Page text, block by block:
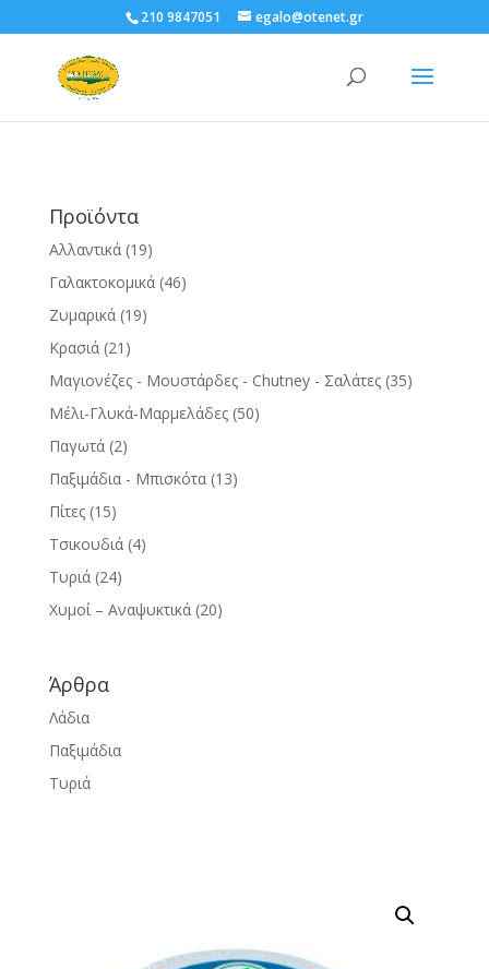
210 9847051 egalo@otenet.gr
Προϊόντα
Αλλαντικά (19)
Γαλακτοκομικά (46)
Ζυμαρικά (19)
Κρασιά (21)
Μαγιονέζες - Μουστάρδες - Chutney - Σαλάτες (35)
Μέλι-Γλυκά-Μαρμελάδες (50)
Παγωτά (2)
Παξιμάδια - Μπισκότα (13)
Πίτες (15)
Τσικουδιά (4)
Τυριά (24)
Χυμοί – Αναψυκτικά (20)
Άρθρα
Λάδια
Παξιμάδια
Τυριά